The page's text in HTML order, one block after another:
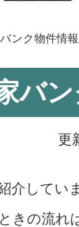
ンク物件情報
バ
更
介してい
きの流れ